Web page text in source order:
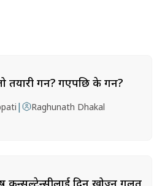
तयारी गर्ने? गएपछि के गर्ने?
| Raghunath Dhakal
कन्सल्टेन्सीलाई दिन खोज्नु गलत